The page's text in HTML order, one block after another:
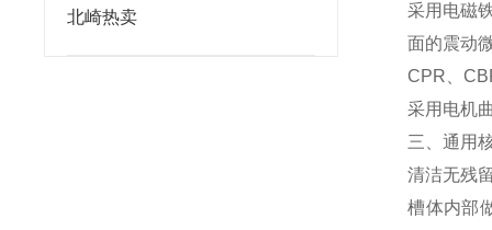
北崎热卖
采用电磁
面的震动
CPR、
采用电机
三、通用
清洁无残
槽体内部